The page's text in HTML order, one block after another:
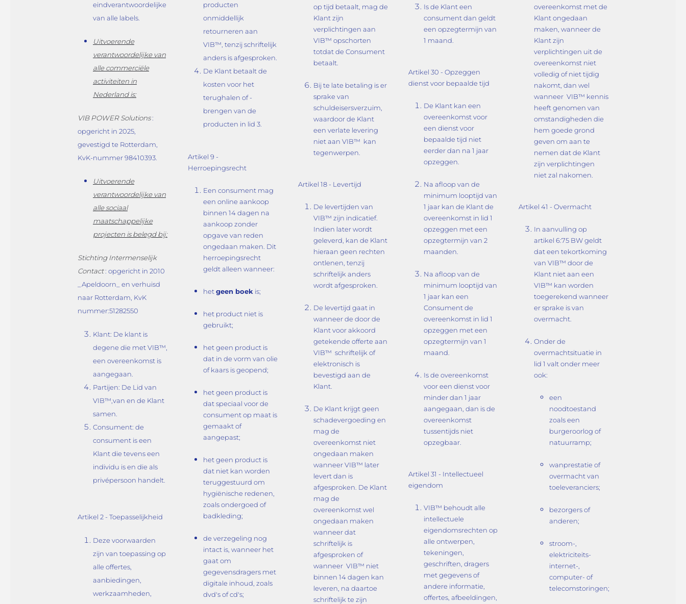
eindverantwoordelijke
van alle labels.
Uitvoerende
verantwoordelijke van
alle commerciële
activiteiten in
Nederland is:
VIB POWER Solutions:
opgericht in 2025,
gevestigd te Rotterdam,
KvK-nummer 98410393.
Uitvoerende
verantwoordelijke van
alle sociaal
maatschappelijke
projecten is belegd bij:
Stichting Intermenselijk
Contact: opgericht in 2010
_Apeldoorn_ en verhuisd
naar Rotterdam, KvK
nummer:51282550
Klant: De klant is
degene die met VIB™,
een overeenkomst is
aangegaan.
Partijen: De Lid van
VIB™,van en de Klant
samen.
Consument: de
consument is een
Klant die tevens een
individu is en die als
privépersoon handelt.
Artikel 2 - Toepasselijkheid
Deze voorwaarden
zijn van toepassing op
alle offertes,
aanbiedingen,
werkzaamheden,
producten
onmiddellijk
retourneren aan
VIB™, tenzij schriftelijk
anders is afgesproken.
De Klant betaalt de
kosten voor het
terughalen of -
brengen van de
producten in lid 3.
Artikel 9 -
Herroepingsrecht
Een consument mag
een online aankoop
binnen 14 dagen na
aankoop zonder
opgave van reden
ongedaan maken. Dit
herroepingsrecht
geldt alleen wanneer:
hetgeen boek is;
het product niet is
gebruikt;
het geen product is
dat in de vorm van olie
of kaars is geopend;
het geen product is
dat speciaal voor de
consument op maat is
gemaakt of
aangepast;
het geen product is
dat niet kan worden
teruggestuurd om
hygiënische redenen,
zoals ondergoed of
badkleding;
de verzegeling nog
intact is, wanneer het
gaat om
gegevensdragers met
digitale inhoud, zoals
dvd's of cd's;
op tijd betaalt, mag de
Klant zijn
verplichtingen aan
VIB™ opschorten
totdat de Consument
betaalt.
Bij te late betaling is er
sprake van
schuldeisersverzuim,
waardoor de Klant
een verlate levering
niet aan VIB™ kan
tegenwerpen.
Artikel 18 - Levertijd
De levertijden van
VIB™ zijn indicatief.
Indien later wordt
geleverd, kan de Klant
hieraan geen rechten
ontlenen, tenzij
schriftelijk anders
wordt afgesproken.
De levertijd gaat in
wanneer de door de
Klant voor akkoord
getekende offerte aan
VIB™ schriftelijk of
elektronisch is
bevestigd aan de
Klant.
De Klant krijgt geen
schadevergoeding en
mag de
overeenkomst niet
ongedaan maken
wanneer VIB™ later
levert dan is
afgesproken. De Klant
mag de
overeenkomst wel
ongedaan maken
wanneer dat
schriftelijk is
afgesproken of
wanneer VIB™ niet
binnen 14 dagen kan
leveren, na daartoe
schriftelijk te zijn
Is de Klant een
consument dan geldt
een opzegtermijn van
1 maand.
Artikel 30 - Opzeggen
dienst voor bepaalde tijd
De Klant kan een
overeenkomst voor
een dienst voor
bepaalde tijd niet
eerder dan na 1 jaar
opzeggen.
Na afloop van de
minimum looptijd van
1 jaar kan de Klant de
overeenkomst in lid 1
opzeggen met een
opzegtermijn van 2
maanden.
Na afloop van de
minimum looptijd van
1 jaar kan een
Consument de
overeenkomst in lid 1
opzeggen met een
opzegtermijn van 1
maand.
Is de overeenkomst
voor een dienst voor
minder dan 1 jaar
aangegaan, dan is de
overeenkomst
tussentijds niet
opzegbaar.
Artikel 31 - Intellectueel
eigendom
VIB™ behoudt alle
intellectuele
eigendomsrechten op
alle ontwerpen,
tekeningen,
geschriften, dragers
met gegevens of
andere informatie,
offertes, afbeeldingen,
overeenkomst met de
Klant ongedaan
maken, wanneer de
Klant zijn
verplichtingen uit de
overeenkomst niet
volledig of niet tijdig
nakomt, dan wel
wanneer VIB™ kennis
heeft genomen van
omstandigheden die
hem goede grond
geven om aan te
nemen dat de Klant
zijn verplichtingen
niet zal nakomen.
Artikel 41 - Overmacht
In aanvulling op
artikel 6:75 BW geldt
dat een tekortkoming
van VIB™ door de
Klant niet aan een
VIB™ kan worden
toegerekend wanneer
er sprake is van
overmacht.
Onder de
overmachtsituatie in
lid 1 valt onder meer
ook:
een
noodtoestand
zoals een
burgeroorlog of
natuurramp;
wanprestatie of
overmacht van
toeleveranciers;
bezorgers of
anderen;
stroom-,
elektriciteits-
internet-,
computer- of
telecomstoringen;